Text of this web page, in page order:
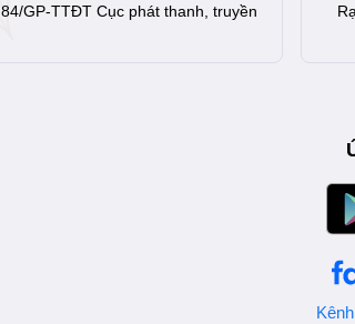
84/GP-TTĐT Cục phát thanh, truyền